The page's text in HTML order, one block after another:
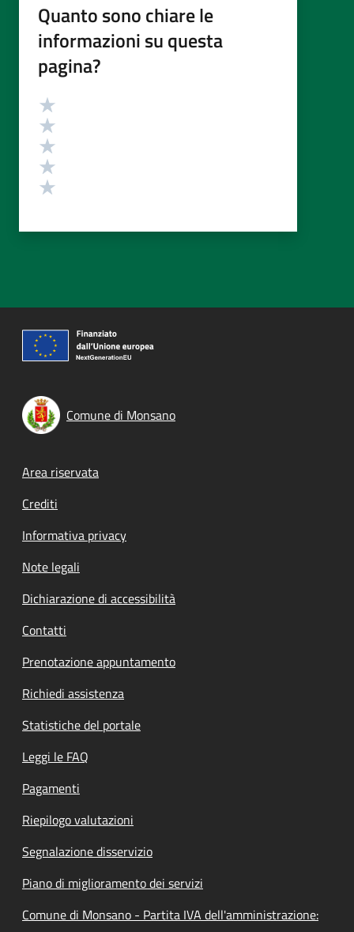
Quanto sono chiare le
informazioni su questa
pagina?
Valutazione
Comune di Monsano
Footer menu
Area riservata
Crediti
Informativa privacy
Note legali
Dichiarazione di accessibilità
Contatti
Prenotazione appuntamento
Richiedi assistenza
Statistiche del portale
Leggi le FAQ
Pagamenti
Riepilogo valutazioni
Segnalazione disservizio
Piano di miglioramento dei servizi
Comune di Monsano - Partita IVA dell'amministrazione: